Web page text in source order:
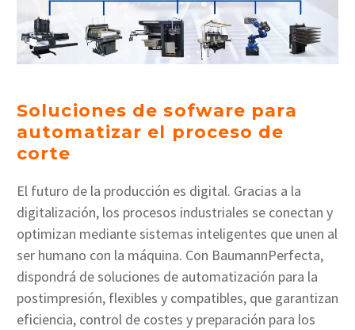
Soluciones de sofware para
automatizar el proceso de
corte
El futuro de la producción es digital. Gracias a la
digitalización, los procesos industriales se conectan y
optimizan mediante sistemas inteligentes que unen al
ser humano con la máquina. Con BaumannPerfecta,
dispondrá de soluciones de automatización para la
postimpresión, flexibles y compatibles, que garantizan
eficiencia, control de costes y preparación para los